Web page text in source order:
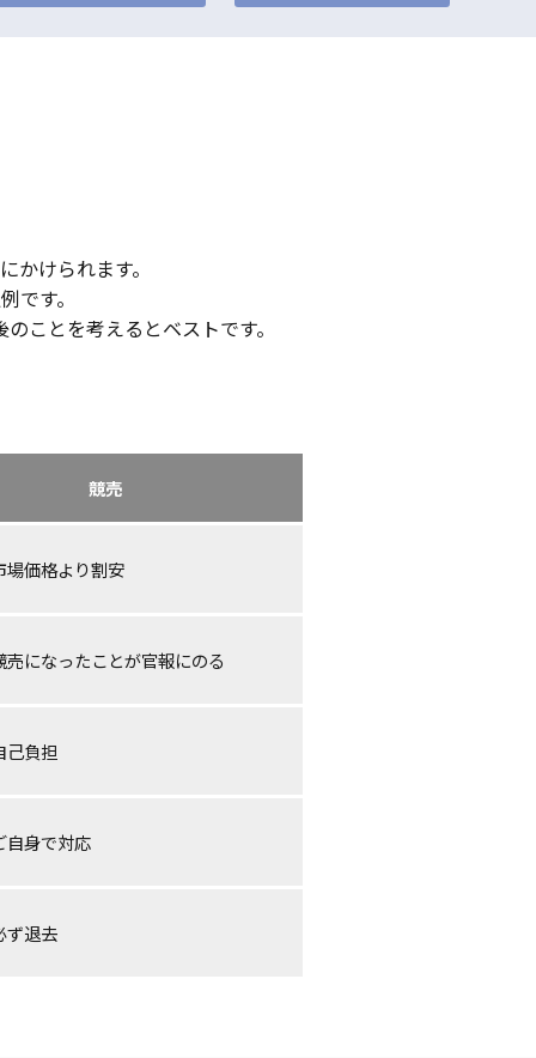
けられます。
です。
ことを考えるとベストです。
競売
場価格より割安
売になったことが官報にのる
己負担
自身で対応
ず退去